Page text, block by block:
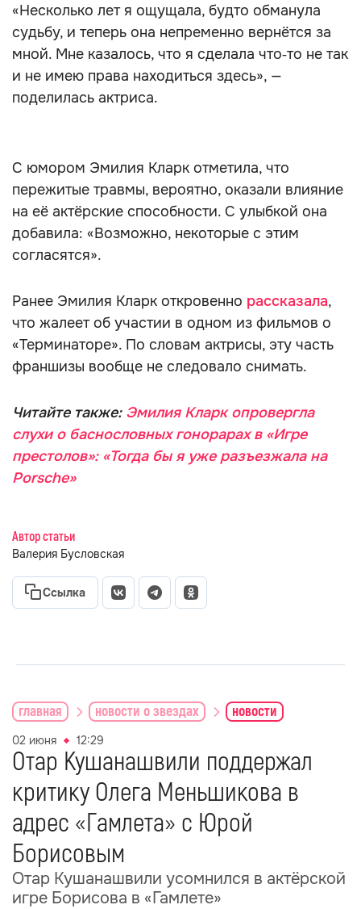
«Несколько лет я ощущала, будто обманула
судьбу, и теперь она непременно вернётся за
мной. Мне казалось, что я сделала что‑то не так
и не имею права находиться здесь», —
поделилась актриса.
С юмором Эмилия Кларк отметила, что
пережитые травмы, вероятно, оказали влияние
на её актёрские способности. С улыбкой она
добавила: «Возможно, некоторые с этим
согласятся».
Ранее Эмилия Кларк откровенно рассказала,
что жалеет об участии в одном из фильмов о
«Терминаторе». По словам актрисы, эту часть
франшизы вообще не следовало снимать.
Читайте также: Эмилия Кларк опровергла
слухи о баснословных гонорарах в «Игре
престолов»: «Тогда бы я уже разъезжала на
Porsche»
Автор статьи
Валерия Бусловская
Ссылка
главная новости о звездах новости
02 июня 12:29
Отар Кушанашвили поддержал
критику Олега Меньшикова в
адрес «Гамлета» с Юрой
Борисовым
Отар Кушанашвили усомнился в актёрской
игре Борисова в «Гамлете»